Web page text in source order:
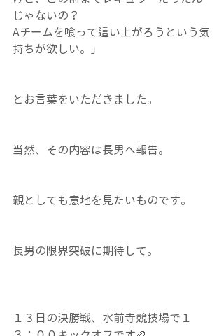
じゃないの？
Aチームを喰って這い上がろうという気
持ちが欲しい。」
とお言葉をいただきました。
当然、その内容は長男へ報告。
親としても意地を見たいものです。
長男の限界突破に期待して。
１３日の決勝戦、水前寺競技場で１